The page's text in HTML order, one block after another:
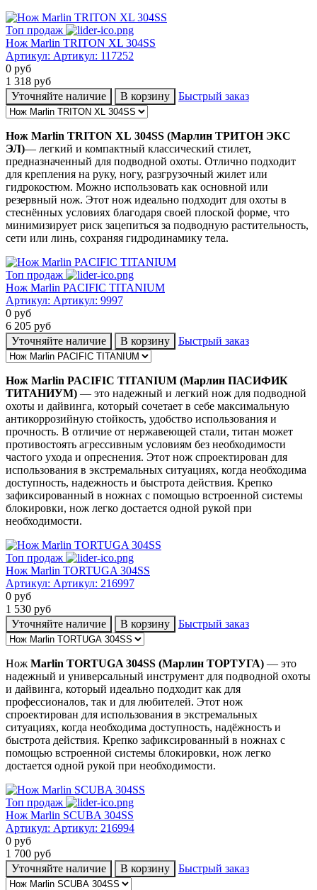
Топ продаж
Нож Marlin TRITON XL 304SS
Артикул: Артикул: 117252
0 руб
1 318 руб
Уточняйте наличие
В корзину Быстрый заказ
Нож Marlin TRITON XL 304SS (Марлин ТРИТОН ЭКС
ЭЛ)— легкий и компактный классический стилет,
предназначенный для подводной охоты. Отлично подходит
для крепления на руку, ногу, разгрузочный жилет или
гидрокостюм. Можно использовать как основной или
резервный нож. Этот нож идеально подходит для охоты в
стеснённых условиях благодаря своей плоской форме, что
минимизирует риск зацепиться за подводную растительность,
сети или линь, сохраняя гидродинамику тела.
Топ продаж
Нож Marlin PACIFIC TITANIUM
Артикул: Артикул: 9997
0 руб
6 205 руб
Уточняйте наличие
В корзину Быстрый заказ
Нож Marlin PACIFIC TITANIUM (Марлин ПАСИФИК
ТИТАНИУМ) — это надежный и легкий нож для подводной
охоты и дайвинга, который сочетает в себе максимальную
антикоррозийную стойкость, удобство использования и
прочность. В отличие от нержавеющей стали, титан может
противостоять агрессивным условиям без необходимости
частого ухода и опреснения. Этот нож спроектирован для
использования в экстремальных ситуациях, когда необходима
доступность, надежность и быстрота действия. Крепко
зафиксированный в ножнах с помощью встроенной системы
блокировки, нож легко достается одной рукой при
необходимости.
Топ продаж
Нож Marlin TORTUGA 304SS
Артикул: Артикул: 216997
0 руб
1 530 руб
Уточняйте наличие
В корзину Быстрый заказ
Нож Marlin TORTUGA 304SS (Марлин ТОРТУГА) — это
надежный и универсальный инструмент для подводной охоты
и дайвинга, который идеально подходит как для
профессионалов, так и для любителей. Этот нож
спроектирован для использования в экстремальных
ситуациях, когда необходима доступность, надёжность и
быстрота действия. Крепко зафиксированный в ножнах с
помощью встроенной системы блокировки, нож легко
достается одной рукой при необходимости.
Топ продаж
Нож Marlin SCUBA 304SS
Артикул: Артикул: 216994
0 руб
1 700 руб
Уточняйте наличие
В корзину Быстрый заказ